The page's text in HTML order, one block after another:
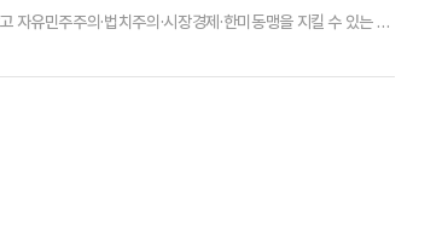
유민주주의·법치주의·시장경제·한미동맹을 지킬 수 있는 마
경제·한미동맹을 지킬 수 있는 마지막 기회"라고 정의했다.이